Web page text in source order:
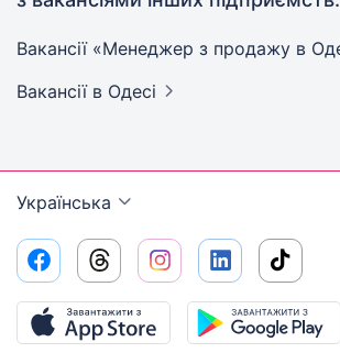
Вакансії «Менеджер з продажу в
Вакансії в Одесі
Українська